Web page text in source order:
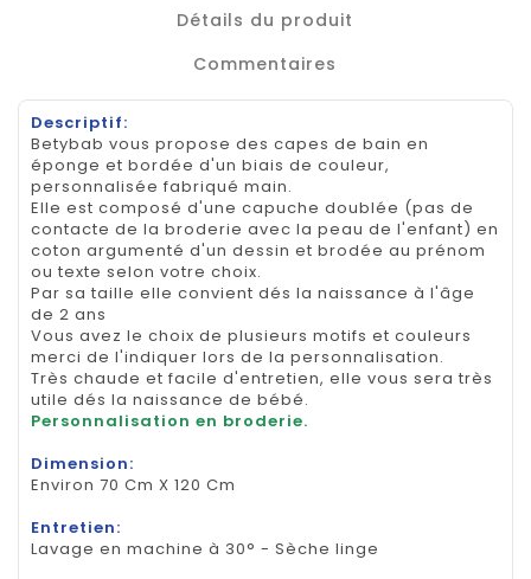
Détails du produit
Commentaires
Descriptif:
Betybab vous propose des capes de bain en
éponge et bordée d'un biais de couleur,
personnalisée fabriqué main.
Elle est composé d'une capuche doublée (pas de
contacte de la broderie avec la peau de l'enfant) en
coton argumenté d'un dessin et brodée au prénom
ou texte selon votre choix.
Par sa taille elle convient dés la naissance à l'âge
de 2 ans
Vous avez le choix de plusieurs motifs et couleurs
merci de l'indiquer lors de la personnalisation.
Très chaude et facile d'entretien, elle vous sera très
utile dés la naissance de bébé.
Personnalisation en broderie.
Dimension:
Environ 70 Cm X 120 Cm
Entretien:
Lavage en machine à 30° - Sèche linge